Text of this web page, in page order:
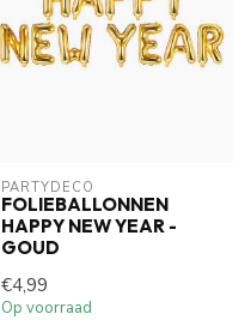
PARTYDECO
FOLIEBALLONNEN
HAPPY NEW YEAR -
GOUD
€4,99
Op voorraad